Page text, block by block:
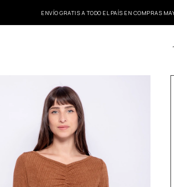
ENVÍO GRATIS A TODO EL PAÍS EN COMPRAS